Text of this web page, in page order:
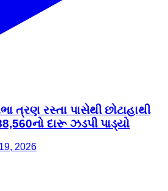
ત્રણ રસ્તા પાસેથી છોટાહાથી
દારૂ ઝડપી પાડ્યો
2026